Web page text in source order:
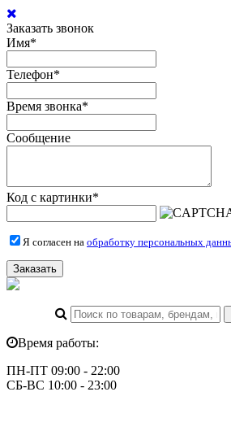
Заказать звонок
Имя*
Телефон*
Время звонка*
Сообщение
Код с картинки*
Я согласен на обработку персональных
Заказать
Время работы:
ПН-ПТ 09:00 - 22:00
СБ-ВС 10:00 - 23:00